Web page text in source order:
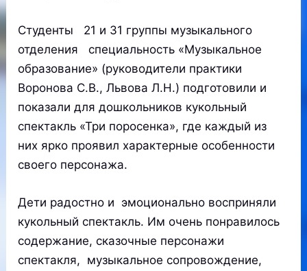
Студенты 21 и 31 группы музыкального
отделения специальность «Музыкальное
образование» (руководители практики
Воронова С.В., Львова Л.Н.) подготовили и
показали для дошкольников кукольный
спектакль «Три поросенка», где каждый из
них ярко проявил характерные особенности
своего персонажа.
Дети радостно и эмоционально восприняли
кукольный спектакль. Им очень понравилось
содержание, сказочные персонажи
спектакля, музыкальное сопровождение,